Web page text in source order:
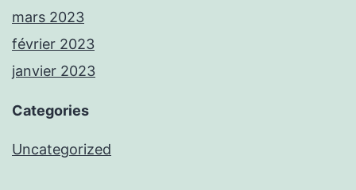
mars 2023
février 2023
janvier 2023
Categories
Uncategorized